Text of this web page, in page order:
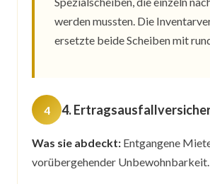
werden mussten. Die
ersetzte beide Scheiben mit
4.
Was sie abdeckt: Entgangene
vorübergehender Unbewohnbarkeit.